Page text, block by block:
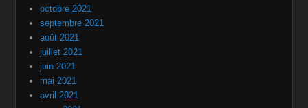
octobre 2021
septembre 2021
août 2021
juillet 2021
juin 2021
mai 2021
avril 2021